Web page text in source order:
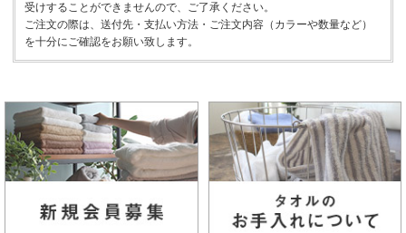
受けすることができませんので、ご了承ください。
ご注文の際は、送付先・支払い方法・ご注文内容（カラーや数量など）
を十分にご確認をお願い致します。